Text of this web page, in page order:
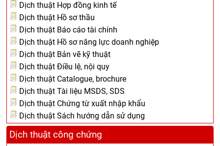
Dịch thuật Hợp đồng kinh tế
Dịch thuật Hồ sơ thầu
Dịch thuật Báo cáo tài chính
Dịch thuật Hồ sơ năng lực doanh nghiệp
Dịch thuật Bản vẽ kỹ thuật
Dịch thuật Điều lệ, nội quy
Dịch thuật Catalogue, brochure
Dịch thuật Tài liệu MSDS, SDS
Dịch thuật Chứng từ xuất nhập khẩu
Dịch thuật Sách hướng dẫn sử dụng
Dịch thuật công chứng